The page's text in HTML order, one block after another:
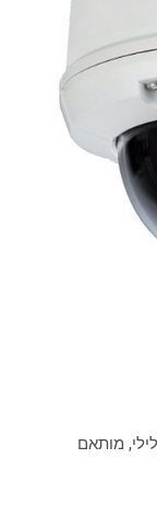
מותאם